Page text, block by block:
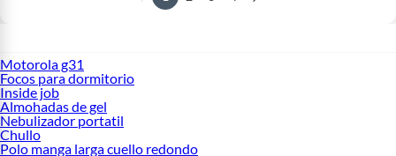
Motorola g31
Focos para dormitorio
Inside job
Almohadas de gel
Nebulizador portatil
Chullo
Polo manga larga cuello redondo